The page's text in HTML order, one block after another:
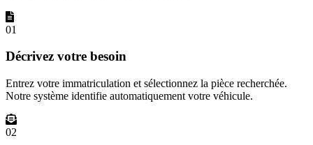
01
Décrivez votre besoin
Entrez votre immatriculation et sélectionnez la pièce recherchée.
Notre système identifie automatiquement votre véhicule.
02